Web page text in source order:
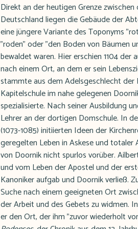
Direkt an der heutigen Grenze
Deutschland liegen die Gebäude der
eine jüngere Variante des Toponyms
"roden" oder "den Boden von Bäumen
bewaldet waren. Hier erschien 1104 der
nach einem Ort, an dem er sein
stammte aus dem Adelsgeschlecht der
Kapitelschule im nahe gelegenen
spezialisierte. Nach seiner Ausbildung
Lehrer an der dortigen Domschule. In
(1073-1085) initiierten Ideen der
geregelten Leben in Askese und
von Doornik nicht spurlos vorüber.
und vom Leben der Apostel und der
Kanoniker aufgab und Doornik verließ.
Suche nach einem geeigneten Ort
der Arbeit und des Gebets zu widmen.
er den Ort, der ihm "zuvor wiederholt